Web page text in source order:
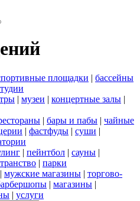
площадки | бассейны
| музеи | концертные залы |
| бары и пабы | чайные
| фастфуды | суши |
| пейнтбол | сауны |
| парки
| мужские магазины | торгово-
| магазины |
| услуги